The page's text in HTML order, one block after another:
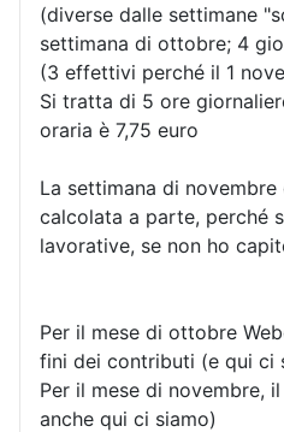
(diverse dalle settimane
settimana di ottobre; 4
(3 effettivi perché il 1
Si tratta di 5 ore
oraria è 7,75 euro
La settimana di novembre
calcolata a parte, perché
lavorative, se non ho
Per il mese di ottobre
fini dei contributi (e qui ci
Per il mese di novembre,
anche qui ci siamo)